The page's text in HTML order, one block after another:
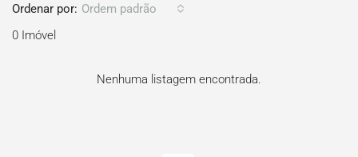
0 Imóvel
Ordenar por: Ordem padrão
Nenhuma listagem encontrada.